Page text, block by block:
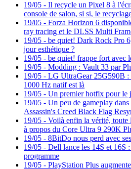
19/05 - Il recycle un Pixel 8 à
console de salon, si si, le
19/05 - Forza Horizon 6
ray tracing et le DLSS Multi
19/05 - be quiet! Dark Rock Pro
jour esthétique ?
19/05 - be quiet! frappe fort avec
19/05 - Modding : Vault 33 par
19/05 - LG UltraGear 25G590B
1000 Hz natif est là
19/05 - Un premier hotfix pour le
19/05 - Un peu de gameplay
Assassin's Creed Black Flag
19/05 - Voilà enfin la vérité, toute
à propos du Core Ultra 9 290K
19/05 - 8BitDo nous perd avec
19/05 - Dell lance les 14S et
programme
19/05 - PlayStation Plus